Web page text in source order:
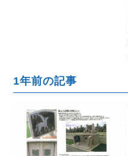
1年前の記事